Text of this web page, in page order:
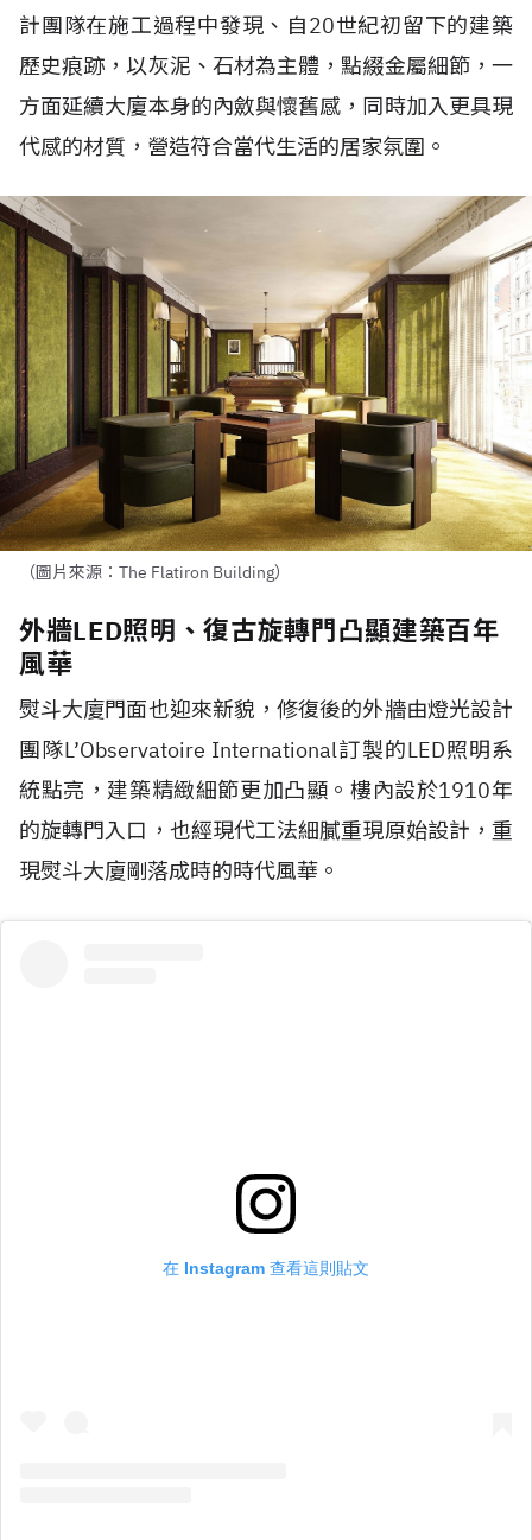
計團隊在施工過程中發現、自20世紀初留下的建築
歷史痕跡，以灰泥、石材為主體，點綴金屬細節，一
方面延續大廈本身的內斂與懷舊感，同時加入更具現
代感的材質，營造符合當代生活的居家氛圍。
（圖片來源：The Flatiron Building）
外牆LED照明、復古旋轉門凸顯建築百年
風華
熨斗大廈門面也迎來新貌，修復後的外牆由燈光設計
團隊L’Observatoire International訂製的LED照明系
統點亮，建築精緻細節更加凸顯。樓內設於1910年
的旋轉門入口，也經現代工法細膩重現原始設計，重
現熨斗大廈剛落成時的時代風華。
在 Instagram 查看這則貼文